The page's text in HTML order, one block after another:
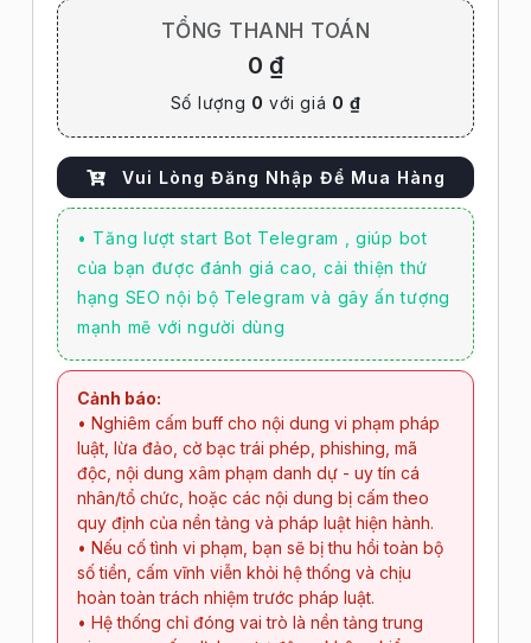
TỔNG THANH TOÁN
0 ₫
Số lượng 0 với giá 0 ₫
Vui Lòng Đăng Nhập Để Mua Hàng
• Tăng lượt start Bot Telegram , giúp bot
của bạn được đánh giá cao, cải thiện thứ
hạng SEO nội bộ Telegram và gây ấn tượng
mạnh mẽ với người dùng
Cảnh báo:
• Nghiêm cấm buff cho nội dung vi phạm pháp
luật, lừa đảo, cờ bạc trái phép, phishing, mã
độc, nội dung xâm phạm danh dự - uy tín cá
nhân/tổ chức, hoặc các nội dung bị cấm theo
quy định của nền tảng và pháp luật hiện hành.
• Nếu cố tình vi phạm, bạn sẽ bị thu hồi toàn bộ
số tiền, cấm vĩnh viễn khỏi hệ thống và chịu
hoàn toàn trách nhiệm trước pháp luật.
• Hệ thống chỉ đóng vai trò là nền tảng trung